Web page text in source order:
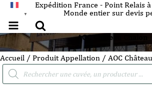
▼
Expédition France - Point Relais
Monde entier sur devis
AOC Château Chalon
Accueil / Produit Appellation / AOC
Recherche